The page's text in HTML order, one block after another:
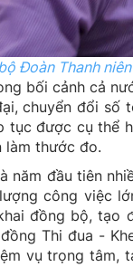
Đoàn Thanh
bối cảnh cả
chuyển đổi số
tục được cụ thể
làm thước đo.
năm đầu tiên
công việc
đồng bộ, tạo
Thi đua -
vụ trọng tâm,